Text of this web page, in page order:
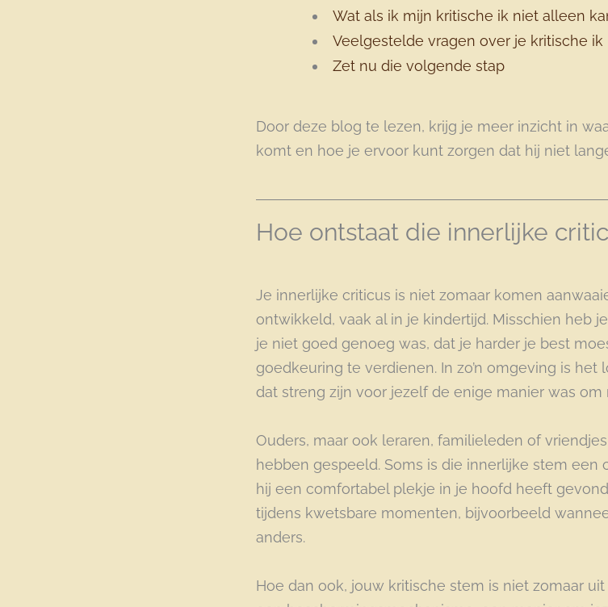
Wat als ik mijn kritische ik niet alleen
Veelgestelde vragen over je kritische ik
Zet nu die volgende stap
Door deze blog te lezen, krijg je meer inzicht in
komt en hoe je ervoor kunt zorgen dat hij niet
Hoe ontstaat die innerlijke
Je innerlijke criticus is niet zomaar komen
ontwikkeld, vaak al in je kindertijd. Misschien heb
je niet goed genoeg was, dat je harder je best
goedkeuring te verdienen. In zo’n omgeving is
dat streng zijn voor jezelf de enige manier was om
Ouders, maar ook leraren, familieleden of
hebben gespeeld. Soms is die innerlijke stem een
hij een comfortabel plekje in je hoofd heeft
tijdens kwetsbare momenten, bijvoorbeeld
anders.
Hoe dan ook, jouw kritische stem is niet zomaar